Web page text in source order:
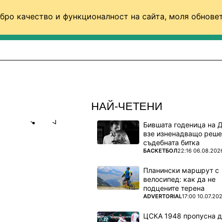
качество и функционалност на сайта, моля
НАЙ-ЧЕТЕНИ
Бившата годеница на
взе изненадващо
съдебната битка
ПОВЕЧЕ ОТ
БАСКЕТБОЛ22:16
Планински маршрут с
велосипед: как да не
подцените терена
ПОВЕЧЕ ОТ
ADVERTORIAL17:00
ЦСКА 1948 пропусна